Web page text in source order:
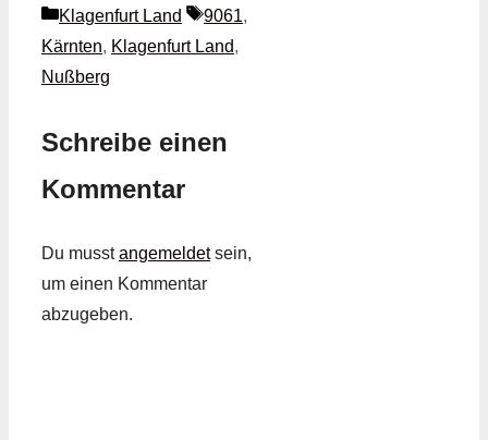
Kategorien
Klagenfurt Land Schlagwörter
9061,
Kärnten, Klagenfurt Land,
Nußberg
Schreibe einen
Kommentar
Du musstangemeldetsein,
um einen Kommentar
abzugeben.